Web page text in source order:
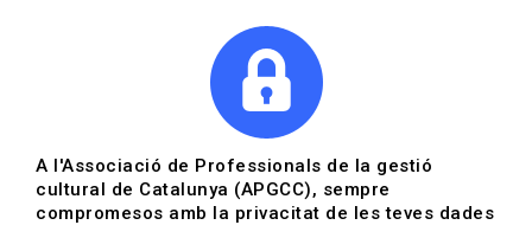
Actualitza't
Vols estar al dia?
A l'Associació de Professionals de la gestió
cultural de Catalunya (APGCC), sempre
compromesos amb la privacitat de les teves dades